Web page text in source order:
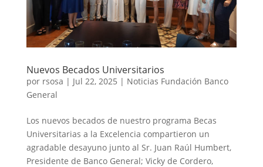
Nuevos Becados Universitarios
por rsosa | Jul 22, 2025 | Noticias Fundación Banco
General
Los nuevos becados de nuestro programa Becas
Universitarias a la Excelencia compartieron un
agradable desayuno junto al Sr. Juan Raúl Humbert,
Presidente de Banco General; Vicky de Cordero,